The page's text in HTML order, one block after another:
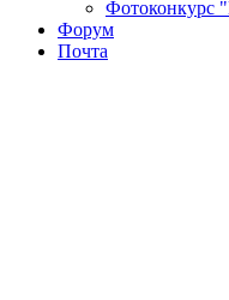
Фотоконкурс
Форум
Почта